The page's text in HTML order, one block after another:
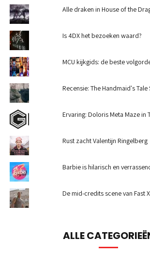
Alle draken in House of the
Is 4DX het bezoeken waard?
MCU kijkgids: de beste
Recensie: The Handmaid's
Ervaring: Doloris Meta Maze in
Rust zacht Valentijn Ringelberg
Barbie is hilarisch en
De mid-credits scene van Fast
ALLE